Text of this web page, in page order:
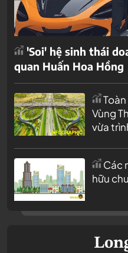
'Soi' hệ sinh thái
quan Huấn Hoa Hồng
Vùng
vừa
Các
hữu